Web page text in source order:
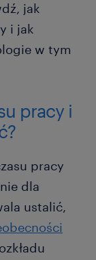
jak
i jak
w tym
pracy i
pracy
dla
ustalić,